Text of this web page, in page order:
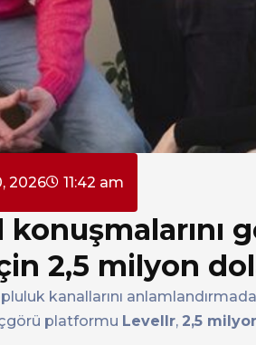
2026 11:42 am
2,5 milyon
kanallarını
platformu Levellr, 2,5